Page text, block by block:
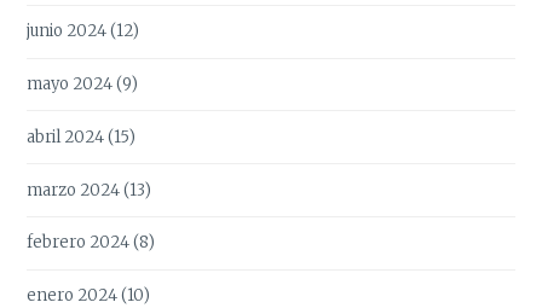
junio 2024(12)
mayo 2024(9)
abril 2024(15)
marzo 2024(13)
febrero 2024(8)
enero 2024(10)